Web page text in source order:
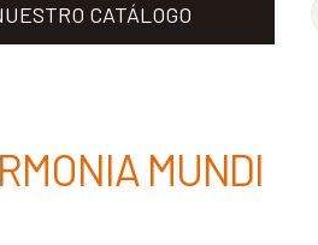
CATÁLOGO
MUNDI